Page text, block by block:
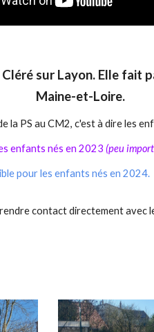
sur Layon. Elle
Maine-et-Loire.
la PS au CM2, c'est à dire les
enfants nés en 2023 (peu
pour les enfants nés en 2024.
contact directement avec